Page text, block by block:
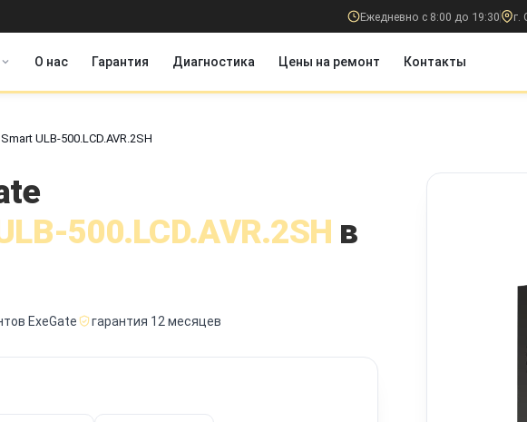
Ежедневно с 8:00 до 19:30 г.
О нас Гарантия Диагностика Цены на ремонт Контакты
ULB-500.LCD.AVR.2SH
500.LCD.AVR.2SH в
ExeGate гарантия 12 месяцев